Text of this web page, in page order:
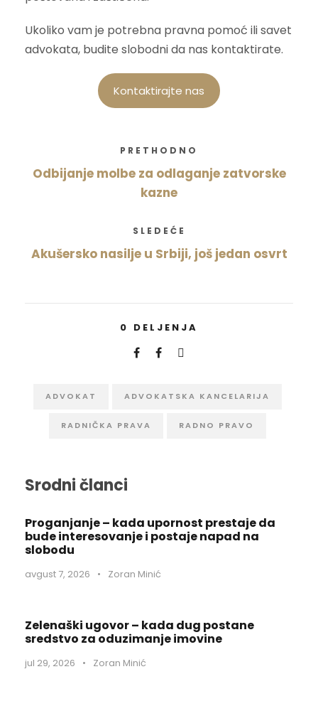
Ukoliko vam je potrebna pravna pomoć ili savet
advokata, budite slobodni da nas kontaktirate.
Kontaktirajte nas
PRETHODNO
Odbijanje molbe za odlaganje zatvorske
kazne
SLEDEĆE
Akušersko nasilje u Srbiji, još jedan osvrt
0 DELJENJA
ADVOKAT ADVOKATSKA KANCELARIJA
RADNIČKA PRAVA RADNO PRAVO
Srodni članci
Proganjanje – kada upornost prestaje da
bude interesovanje i postaje napad na
slobodu
avgust 7, 2026 • Zoran Minić
Zelenaški ugovor – kada dug postane
sredstvo za oduzimanje imovine
jul 29, 2026 • Zoran Minić